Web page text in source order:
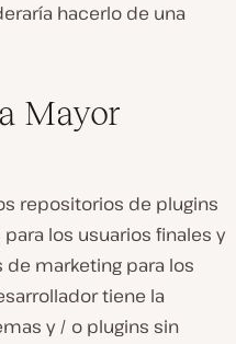
hacerlo de una
Mayor
repositorios de plugins
los usuarios finales y
marketing para los
tiene la
y / o plugins sin